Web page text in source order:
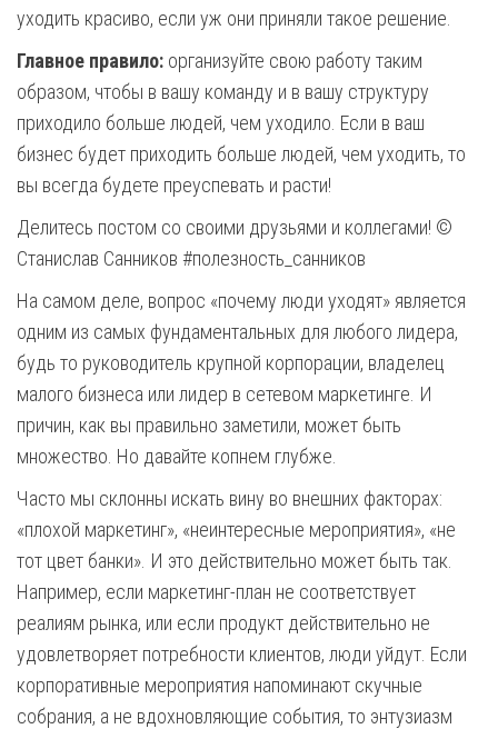
уходить красиво, если уж они приняли такое решение.
Главное правило: организуйте свою работу таким
образом, чтобы в вашу команду и в вашу структуру
приходило больше людей, чем уходило. Если в ваш
бизнес будет приходить больше людей, чем уходить, то
вы всегда будете преуспевать и расти!
Делитесь постом со своими друзьями и коллегами! ©
Станислав Санников #полезность_санников
На самом деле, вопрос «почему люди уходят» является
одним из самых фундаментальных для любого лидера,
будь то руководитель крупной корпорации, владелец
малого бизнеса или лидер в сетевом маркетинге. И
причин, как вы правильно заметили, может быть
множество. Но давайте копнем глубже.
Часто мы склонны искать вину во внешних факторах:
«плохой маркетинг», «неинтересные мероприятия», «не
тот цвет банки». И это действительно может быть так.
Например, если маркетинг-план не соответствует
реалиям рынка, или если продукт действительно не
удовлетворяет потребности клиентов, люди уйдут. Если
корпоративные мероприятия напоминают скучные
собрания, а не вдохновляющие события, то энтузиазм